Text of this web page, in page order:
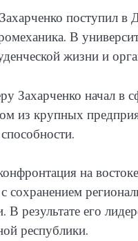
поступил
В
жизни и
Захарченко начал в
из крупных
на
сохранением
результате его
республики.